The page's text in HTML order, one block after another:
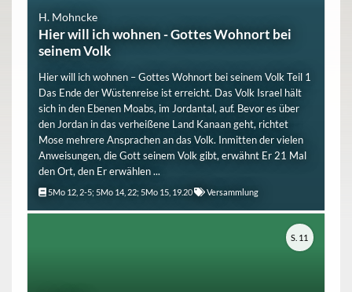
H. Mohncke
Hier will ich wohnen - Gottes Wohnort bei
seinem Volk
Hier will ich wohnen – Gottes Wohnort bei seinem Volk Teil 1
Das Ende der Wüstenreise ist erreicht. Das Volk Israel hält
sich in den Ebenen Moabs, im Jordantal, auf. Bevor es über
den Jordan in das verheißene Land Kanaan geht, richtet
Mose mehrere Ansprachen an das Volk. Inmitten der vielen
Anweisungen, die Gott seinem Volk gibt, erwähnt Er 21 Mal
den Ort, den Er erwählen ...
5Mo 12, 2-5; 5Mo 14, 22; 5Mo 15, 19.20 Versammlung
S. 11